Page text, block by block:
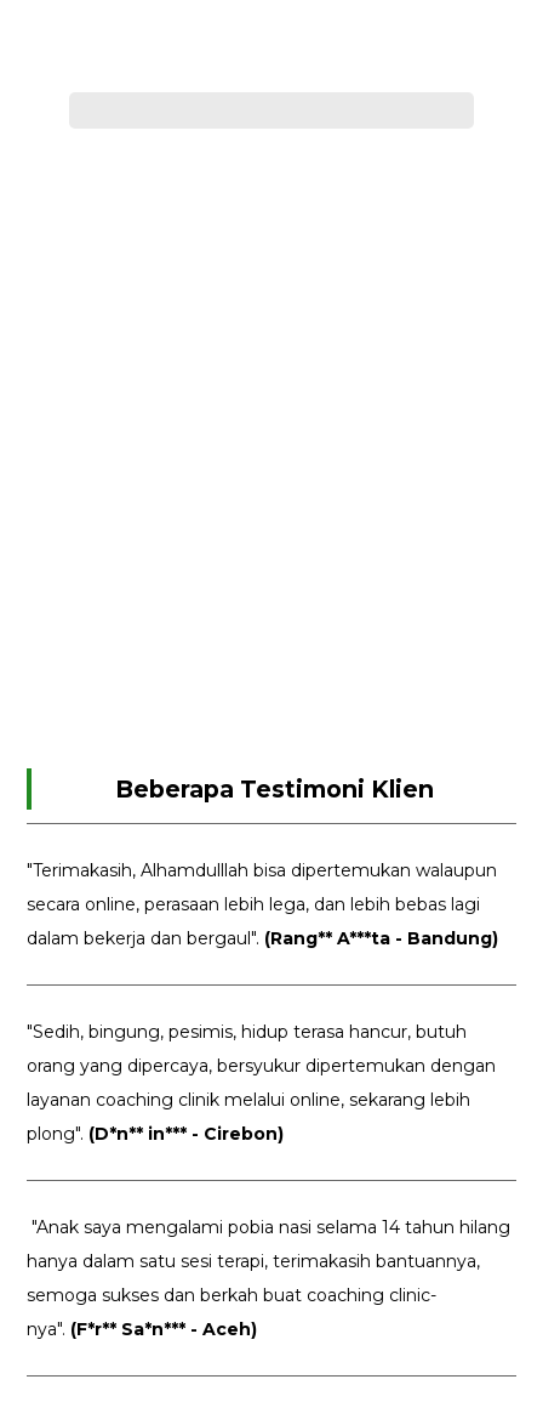
Beberapa Testimoni Klien
"Terimakasih, Alhamdulllah bisa dipertemukan walaupun
secara online, perasaan lebih lega, dan lebih bebas lagi
dalam bekerja dan bergaul". (Rang** A***ta - Bandung)
"Sedih, bingung, pesimis, hidup terasa hancur, butuh
orang yang dipercaya, bersyukur dipertemukan dengan
layanan coaching clinik melalui online, sekarang lebih
plong". (D*n** in*** - Cirebon)
"Anak saya mengalami pobia nasi selama 14 tahun hilang
hanya dalam satu sesi terapi, terimakasih bantuannya,
semoga sukses dan berkah buat coaching clinic-
nya". (F*r** Sa*n*** - Aceh)